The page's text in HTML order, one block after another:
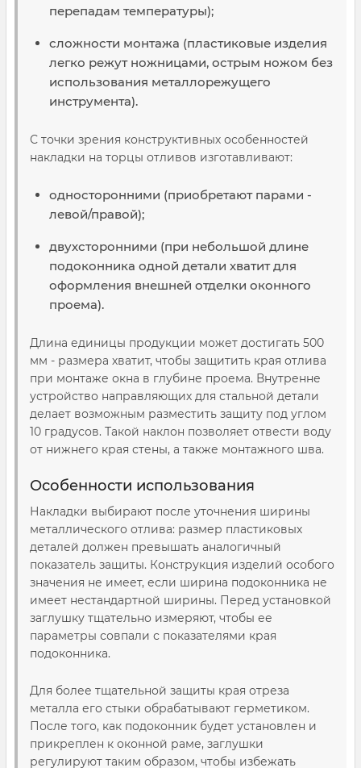
перепадам температуры);
сложности монтажа (пластиковые изделия
легко режут ножницами, острым ножом без
использования металлорежущего
инструмента).
С точки зрения конструктивных особенностей
накладки на торцы отливов изготавливают:
односторонними (приобретают парами -
левой/правой);
двухсторонними (при небольшой длине
подоконника одной детали хватит для
оформления внешней отделки оконного
проема).
Длина единицы продукции может достигать 500
мм - размера хватит, чтобы защитить края отлива
при монтаже окна в глубине проема. Внутренне
устройство направляющих для стальной детали
делает возможным разместить защиту под углом
10 градусов. Такой наклон позволяет отвести воду
от нижнего края стены, а также монтажного шва.
Особенности использования
Накладки выбирают после уточнения ширины
металлического отлива: размер пластиковых
деталей должен превышать аналогичный
показатель защиты. Конструкция изделий особого
значения не имеет, если ширина подоконника не
имеет нестандартной ширины. Перед установкой
заглушку тщательно измеряют, чтобы ее
параметры совпали с показателями края
подоконника.
Для более тщательной защиты края отреза
металла его стыки обрабатывают герметиком.
После того, как подоконник будет установлен и
прикреплен к оконной раме, заглушки
регулируют таким образом, чтобы избежать